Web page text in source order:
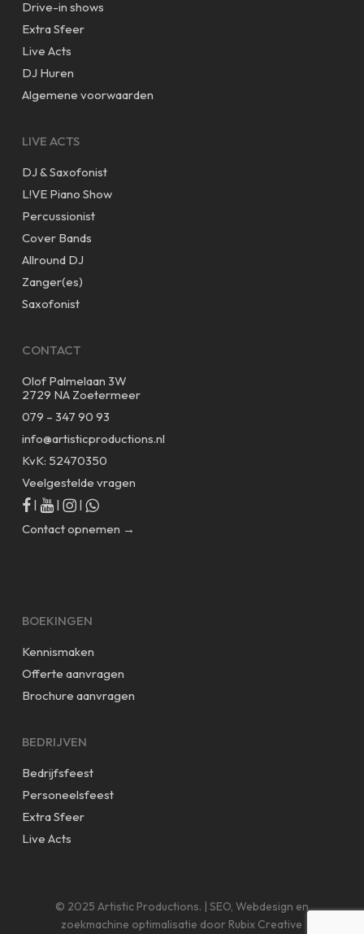
Drive-in shows
Extra Sfeer
Live Acts
DJ Huren
Algemene voorwaarden
LIVE ACTS
DJ & Saxofonist
L!VE Piano Show
Percussionist
Cover Bands
Allround DJ
Zanger(es)
Saxofonist
CONTACT
Olof Palmelaan 3W
2729 NA Zoetermeer
079 – 347 90 93
info@artisticproductions.nl
KvK: 52470350
Veelgestelde vragen
|
|
|
Contact opnemen →
BOEKINGEN
Kennismaken
Offerte aanvragen
Brochure aanvragen
BEDRIJVEN
Bedrijfsfeest
Personeelsfeest
Extra Sfeer
Live Acts
© 2025 Artistic Productions. | SEO, Webdesign en
zoekmachine optimalisatie door Rubix Creative